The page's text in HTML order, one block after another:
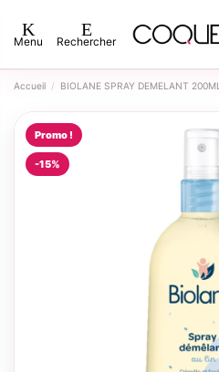
Menu Rechercher
Accueil BIOLANE SPRAY DEMELANT 200ML
Promo !
-15%